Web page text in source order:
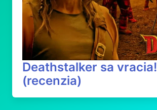
Deathstalker sa vracia!
(recenzia)